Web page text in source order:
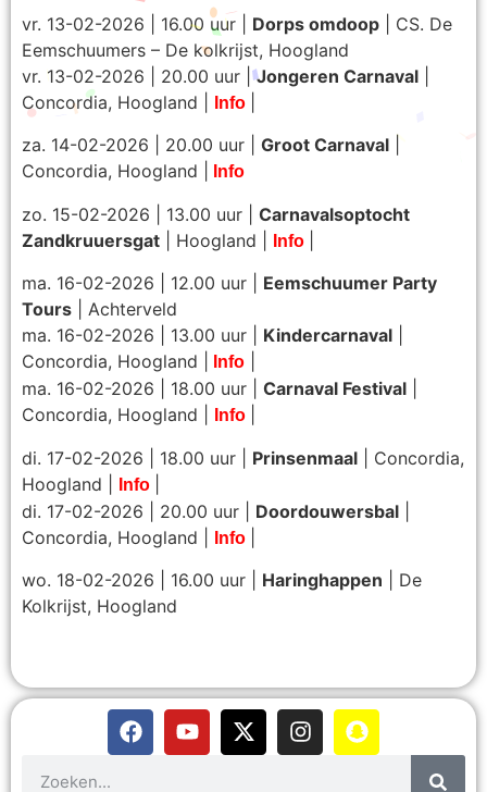
vr. 13-02-2026 | 16.00 uur | Dorps omdoop | CS. De
Eemschuumers – De kolkrijst, Hoogland
vr. 13-02-2026 | 20.00 uur |Jongeren Carnaval
Concordia, Hoogland |
Info
za. 14-02-2026 | 20.00 uur | Groot Carnaval
Concordia, Hoogland |
Info
zo. 15-02-2026 | 13.00 uur | Carnavalsoptocht
Zandkruuersgat | Hoogland | Info
ma. 16-02-2026 | 12.00 uur | Eemschuumer Party
Tours | Achterveld
ma. 16-02-2026 | 13.00 uur | Kindercarnaval
Concordia, Hoogland |
Info
ma. 16-02-2026 | 18.00 uur | Carnaval Festival
Concordia, Hoogland |
Info
di. 17-02-2026 | 18.00 uur | Prinsenmaal | Concordia,
Hoogland |
Info
di. 17-02-2026 | 20.00 uur | Doordouwersbal
Concordia, Hoogland |
Info
wo. 18-02-2026 | 16.00 uur | Haringhappen | De
Kolkrijst, Hoogland